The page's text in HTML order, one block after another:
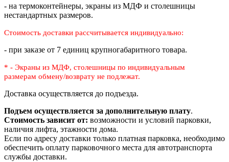
- на термоконтейнеры, экраны из МДФ и столешницы
нестандартных размеров.
Стоимость доставки рассчитывается индивидуально:
- при заказе от 7 единиц крупногабаритного товара.
* - Экраны из МДФ, столешницы по индивидуальным
размерам обмену/возврату не подлежат.
Доставка осуществляется до подъезда.
Подъем осуществляется за дополнительную плату.
Стоимость зависит от: возможности и условий парковки,
наличия лифта, этажности дома.
Если по адресу доставки только платная парковка, необходимо
обеспечить оплату парковочного места для автотранспорта
службы доставки.